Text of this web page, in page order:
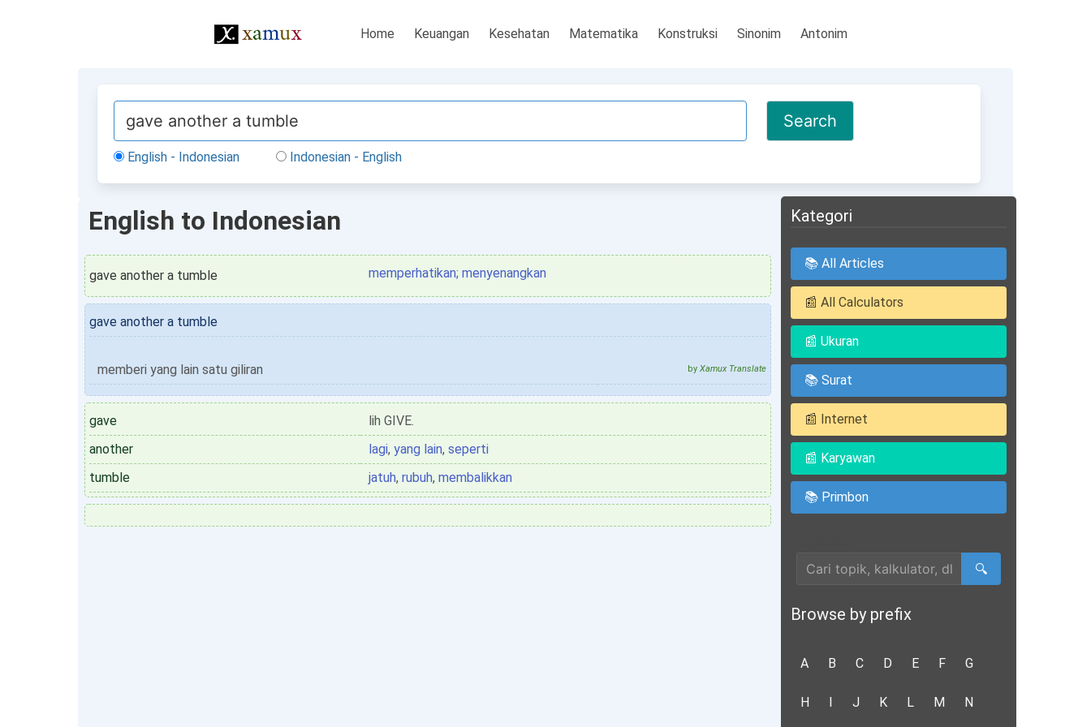
Home Keuangan Kesehatan Matematika Konstruksi Sinonim Antonim
English - Indonesian Indonesian - English
English to Indonesian
gave another a tumble memperhatikan; menyenangkan
gave another a tumble
memberi yang lain satu giliran by Xamux Translate
gave
lih GIVE.
another
lagi, yang lain, seperti
tumble
jatuh, rubuh, membalikkan
Kategori
📚 All Articles
📰 All Calculators
📰 Ukuran
📚 Surat
📰 Internet
📰 Karyawan
📚 Primbon
🔍
Browse by prefix
A B C D E F G
H I J K L M N